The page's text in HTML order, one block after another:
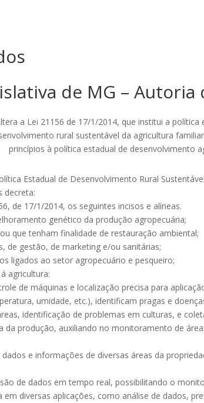
de MG –
a Lei 21156 de 17/1/2014, que institui a política
rural sustentável da agricultura
princípios à política estadual de desenvolvimento
Estadual de Desenvolvimento Rural
decreta:
de 17/1/2014, os seguintes incisos e alíneas.
genético da produção agropecuária;
que tenham finalidade de restauração ambiental;
de gestão, de marketing e/ou sanitárias;
ligados ao setor agropecuário e pesqueiro;
agricultura:
de máquinas e localização precisa para
umidade, etc.), identificam pragas e
identificação de problemas em culturas, e
produção, auxiliando no monitoramento de
e informações de diversas áreas da
de dados em tempo real, possibilitando o
diversas aplicações, como análise de dados,